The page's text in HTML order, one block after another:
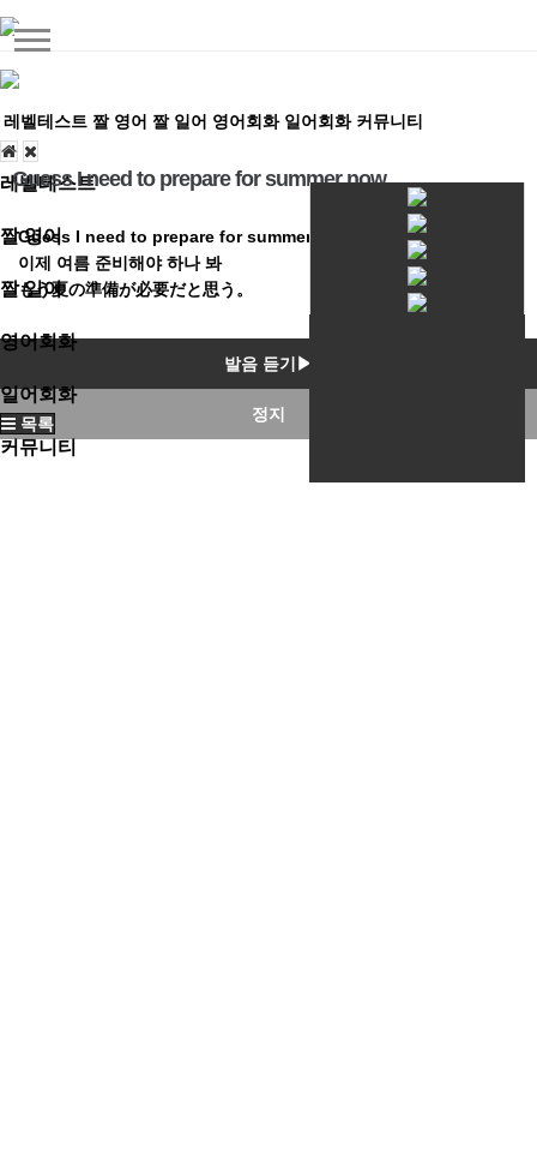
레벨테스트
짤 영어
짤 일어
영어회화
일어회화
커뮤니티
레벨테스트 짤 영어 짤 일어 영어회화 일어회화 커뮤니티
Guess I need to prepare for summer now
Guess I need to prepare for summer now
이제 여름 준비해야 하나 봐
もう夏の準備が必要だと思う。
발음 듣기▶
정지
목록